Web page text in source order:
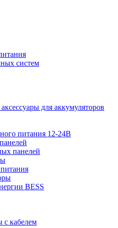
систем
для аккумуляторов
питания 12-24В
панелей
BESS
с кабелем